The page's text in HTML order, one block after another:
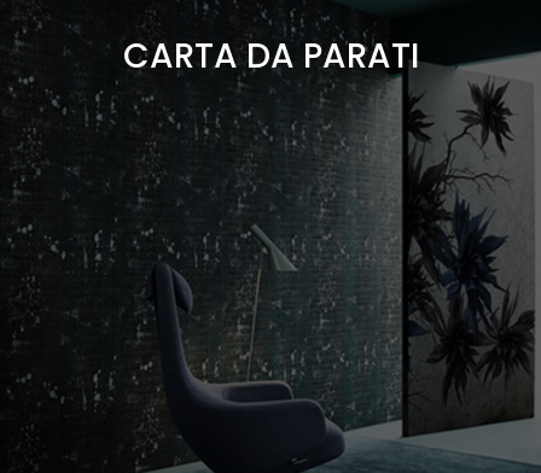
CARTA DA PARATI